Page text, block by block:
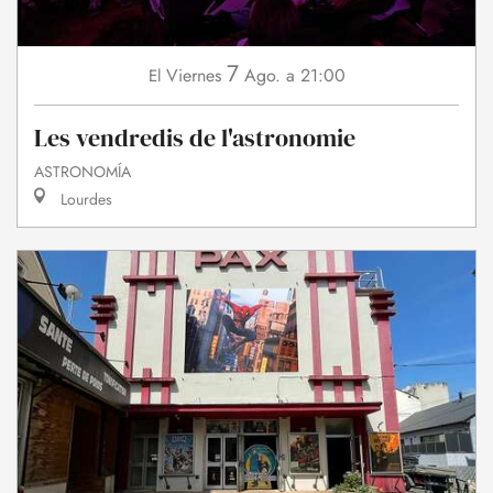
El Viernes 7 Ago. a 21:00
Les vendredis de l'astronomie
ASTRONOMÍA
Lourdes